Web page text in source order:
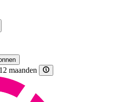
maanden